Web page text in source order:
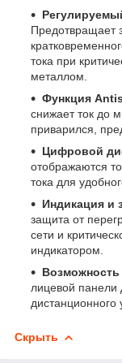
Предотвращает
тока при
металлом.
Функция
снижает ток до
приварился,
Цифровой
отображаются
тока для
Индикация и
защита от
сети и
индикатором.
лицевой панели
дистанционного
Скрыть